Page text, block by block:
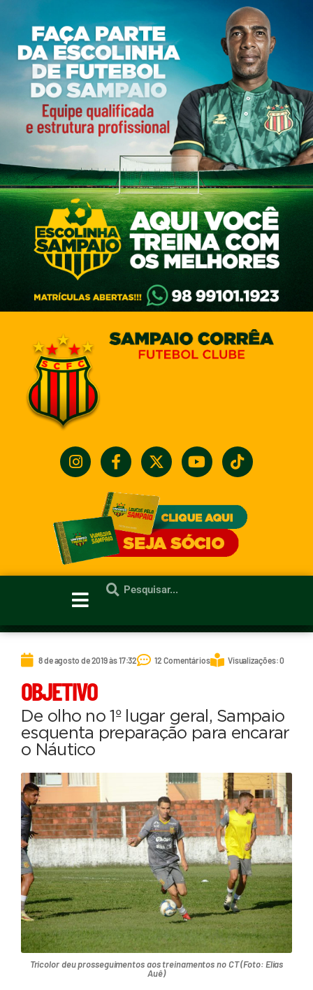
8 de agosto de 2019 às 17:32 12 Comentários Visualizações: 0
OBJETIVO
De olho no 1º lugar geral, Sampaio
esquenta preparação para encarar
o Náutico
Tricolor deu prosseguimentos aos treinamentos no CT (Foto: Elias
Auê)